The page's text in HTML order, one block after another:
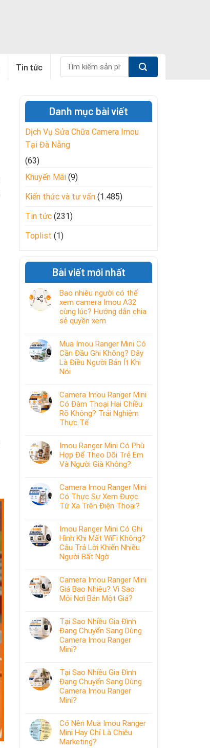
Tin tức
kiếm:
Danh mục bài viết
Dịch Vụ Sửa Chữa Camera Imou
Tại Đà Nẵng
(63)
Khuyến Mãi (9)
Kiến thức và tư vấn (1.485)
Tin tức (231)
Toplist (1)
Bài viết mới nhất
Bao nhiêu người có thể
xem camera Imou A32
cùng lúc? Hướng dẫn chia
sẻ quyền xem
Mua Imou Ranger Mini Có
Cần Đầu Ghi Không? Đây
Là Điều Người Bán Ít Khi
Nói
Camera Imou Ranger Mini
Có Đàm Thoại Hai Chiều
Rõ Không? Trải Nghiệm
Thực Tế
Imou Ranger Mini Có Phù
Hợp Để Theo Dõi Trẻ Em
Và Người Già Không?
Camera Imou Ranger Mini
Có Thực Sự Xem Được
Từ Xa Trên Điện Thoại?
Imou Ranger Mini Có Ghi
Hình Khi Mất WiFi Không?
Câu Trả Lời Khiến Nhiều
Người Bất Ngờ
Camera Imou Ranger Mini
Giá Bao Nhiêu? Vì Sao
Mỗi Nơi Bán Một Giá?
Tại Sao Nhiều Gia Đình
Đang Chuyển Sang Dùng
Camera Imou Ranger
Mini?
Tại Sao Nhiều Gia Đình
Đang Chuyển Sang Dùng
Camera Imou Ranger
Mini?
Có Nên Mua Imou Ranger
Mini Hay Chỉ Là Chiêu
Marketing?